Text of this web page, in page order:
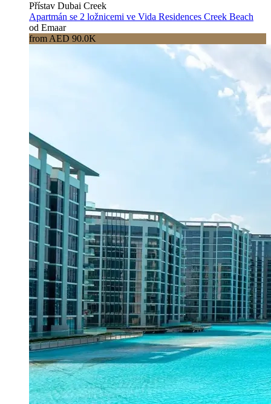
Přístav Dubai Creek
Apartmán se 2 ložnicemi ve Vida Residences Creek Beach
od Emaar
from AED 90.0K